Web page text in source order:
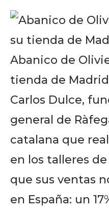
Abanico de
tienda de
Carlos Dulce,
general de
catalana que
en los talleres
que sus ventas
en España: un